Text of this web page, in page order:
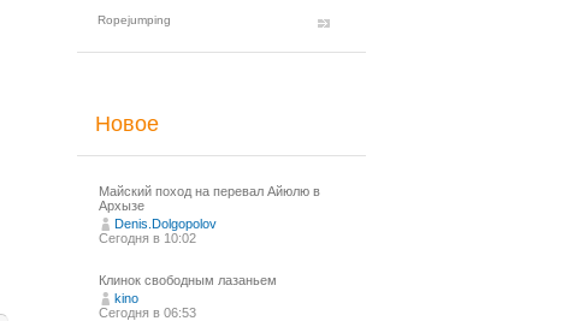
Ropejumping
Новое
Майский поход на перевал Айюлю в
Архызе
Denis.Dolgopolov
Сегодня в 10:02
Клинок свободным лазаньем
kino
Сегодня в 06:53